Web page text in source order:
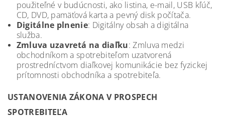
použiteľné v budúcnosti, ako listina, e-mail, USB kľúč,
CD, DVD, pamäťová karta a pevný disk počítača.
Digitálne plnenie: Digitálny obsah a digitálna
služba.
Zmluva uzavretá na diaľku: Zmluva medzi
obchodníkom a spotrebiteľom uzatvorená
prostredníctvom diaľkovej komunikácie bez fyzickej
prítomnosti obchodníka a spotrebiteľa.
USTANOVENIA ZÁKONA V PROSPECH
SPOTREBITEĽA